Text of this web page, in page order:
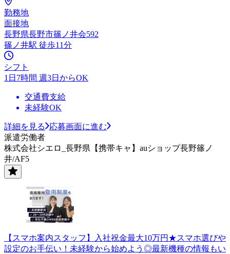
勤務地
面接地
長野県長野市篠ノ井会592
篠ノ井駅 徒歩11分
シフト
1日7時間 週3日からOK
交通費支給
未経験OK
詳細を見る
応募画面に進む
派遣労働者
株式会社シエロ_長野県【携帯キャ】auショップ長野篠ノ
井/AF5
【スマホ案内スタッフ】入社祝金最大10万円★スマホ選びや
設定のお手伝い！未経験から始めよう◎最新機種の情報もい